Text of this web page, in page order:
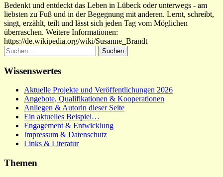
Bedenkt und entdeckt das Leben in Lübeck oder unterwegs - am
liebsten zu Fuß und in der Begegnung mit anderen. Lernt, schreibt,
singt, erzählt, teilt und lässt sich jeden Tag vom Möglichen
überraschen. Weitere Informationen:
https://de.wikipedia.org/wiki/Susanne_Brandt
Suchen
nach:
Wissenswertes
Aktuelle Projekte und Veröffentlichungen 2026
Angebote, Qualifikationen & Kooperationen
Anliegen & Autorin dieser Seite
Ein aktuelles Beispiel…
Engagement & Entwicklung
Impressum & Datenschutz
Links & Literatur
Themen